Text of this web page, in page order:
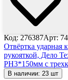
Код: 276387Арт:
Отвёртка ударная
рукояткой, Дело
PH3*150мм с
В наличии: 23 шт